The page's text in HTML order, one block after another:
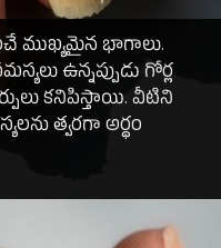
ముఖ్యమైన భాగాలు.
ఉన్నప్పుడు గోర్ల
కనిపిస్తాయి. వీటిని
త్వరగా అర్థం